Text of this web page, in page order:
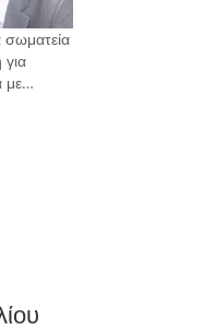
σωματεία
με…